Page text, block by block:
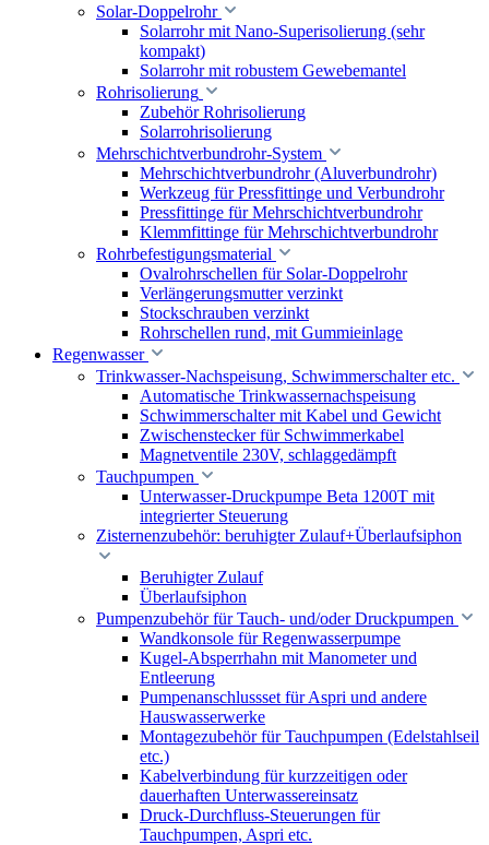
Solar-Doppelrohr
Solarrohr mit Nano-Superisolierung (sehr
kompakt)
Solarrohr mit robustem Gewebemantel
Rohrisolierung
Zubehör Rohrisolierung
Solarrohrisolierung
Mehrschichtverbundrohr-System
Mehrschichtverbundrohr (Aluverbundrohr)
Werkzeug für Pressfittinge und Verbundrohr
Pressfittinge für Mehrschichtverbundrohr
Klemmfittinge für Mehrschichtverbundrohr
Rohrbefestigungsmaterial
Ovalrohrschellen für Solar-Doppelrohr
Verlängerungsmutter verzinkt
Stockschrauben verzinkt
Rohrschellen rund, mit Gummieinlage
Regenwasser
Trinkwasser-Nachspeisung, Schwimmerschalter etc.
Automatische Trinkwassernachspeisung
Schwimmerschalter mit Kabel und Gewicht
Zwischenstecker für Schwimmerkabel
Magnetventile 230V, schlaggedämpft
Tauchpumpen
Unterwasser-Druckpumpe Beta 1200T mit
integrierter Steuerung
Zisternenzubehör: beruhigter Zulauf+Überlaufsiphon
Beruhigter Zulauf
Überlaufsiphon
Pumpenzubehör für Tauch- und/oder Druckpumpen
Wandkonsole für Regenwasserpumpe
Kugel-Absperrhahn mit Manometer und
Entleerung
Pumpenanschlussset für Aspri und andere
Hauswasserwerke
Montagezubehör für Tauchpumpen (Edelstahlseil
etc.)
Kabelverbindung für kurzzeitigen oder
dauerhaften Unterwassereinsatz
Druck-Durchfluss-Steuerungen für
Tauchpumpen, Aspri etc.